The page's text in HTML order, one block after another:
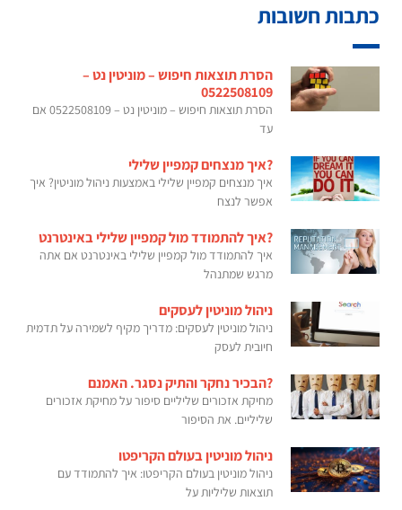
כתבות חשובות
הסרת תוצאות חיפוש – מוניטין נט –
0522508109
הסרת תוצאות חיפוש – מוניטין נט – 0522508109 אם
?איך מנצחים קמפיין שלילי
איך מנצחים קמפיין שלילי באמצעות ניהול מוניטין? איך
אפשר לנצח
?איך להתמודד מול קמפיין שלילי באינטרנט
איך להתמודד מול קמפיין שלילי באינטרנט אם אתה
מרגש שמתנהל
ניהול מוניטין לעסקים
ניהול מוניטין לעסקים: מדריך מקיף לשמירה על תדמית
חיובית לעסק
?הבכיר נחקר והתיק נסגר. האמנם
מחיקת אזכורים שליליים סיפור על מחיקת אזכורים
שליליים. את הסיפור
ניהול מוניטין בעולם הקריפטו
ניהול מוניטין בעולם הקריפטו: איך להתמודד עם
תוצאות שליליות על